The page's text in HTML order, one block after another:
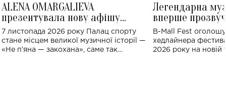
ALENA OMARGALIEVA
презентувала нову афішу
великого концерту в Палаці
спорту
7 листопада 2026 року Палац спорту
стане місцем великої музичної історії —
«Не пʼяна — закохана», саме так
Легендарна
вперше
Україні: де
B-Mall Fest
хедлайнера
2026 року на новій